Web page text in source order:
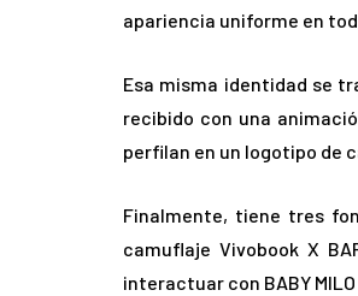
apariencia uniforme en
Esa misma identidad se
recibido con una
perfilan en un logotipo de
Finalmente, tiene tres
camuflaje Vivobook X
interactuar con BABY MILO